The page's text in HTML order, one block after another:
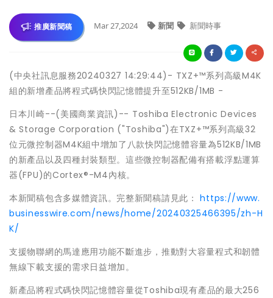
推廣新聞稿 Mar 27,2024 新聞 新聞時事
(中央社訊息服務20240327 14:29:44)- TXZ+™系列高級M4K
組的新增產品將程式碼快閃記憶體提升至512KB/1MB -
日本川崎--(美國商業資訊)-- Toshiba Electronic Devices
& Storage Corporation ("Toshiba")在TXZ+™系列高級32
位元微控制器M4K組中增加了八款快閃記憶體容量為512KB/1MB
的新產品以及四種封裝類型。這些微控制器配備有搭載浮點運算
器(FPU)的Cortex®-M4內核。
本新聞稿包含多媒體資訊。完整新聞稿請見此：https://www.
businesswire.com/news/home/20240325466395/zh-H
K/
支援物聯網的馬達應用功能不斷進步，推動對大容量程式和韌體
無線下載支援的需求日益增加。
新產品將程式碼快閃記憶體容量從Toshiba現有產品的最大256